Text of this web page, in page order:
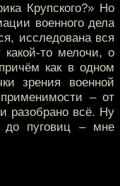
Крупского?» Но
военного дела
исследована вся
какой-то мелочи, о
как в одном
зрения военной
– от
разобрано всё. Ну
до пуговиц – мне